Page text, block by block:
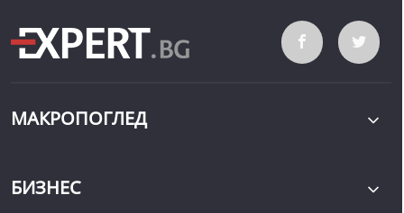
МАКРОПОГЛЕД
БИЗНЕС